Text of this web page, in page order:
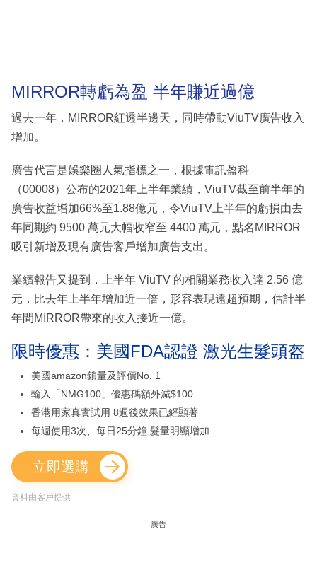
MIRROR轉虧為盈 半年賺近過億
過去一年，MIRROR紅透半邊天，同時帶動ViuTV廣告收入
增加。
廣告代言是娛樂圈人氣指標之一，根據電訊盈科
（00008）公布的2021年上半年業績，ViuTV截至前半年的
廣告收益增加66%至1.88億元，令ViuTV上半年的虧損由去
年同期約 9500 萬元大幅收窄至 4400 萬元，點名MIRROR
吸引新增及現有廣告客戶增加廣告支出。
業續報告又提到，上半年 ViuTV 的相關業務收入達 2.56 億
元，比去年上半年增加近一倍，形容表現遠超預期，估計半
年間MIRROR帶來的收入接近一億。
限時優惠：美國FDA認證 激光生髮頭盔
美國amazon鎖量及評價No. 1
輸入「NMG100」優惠碼額外減$100
香港用家真實試用 8週後效果已經顯著
每週使用3次、每日25分鐘 髮量明顯增加
立即選購
資料由客戶提供
廣告